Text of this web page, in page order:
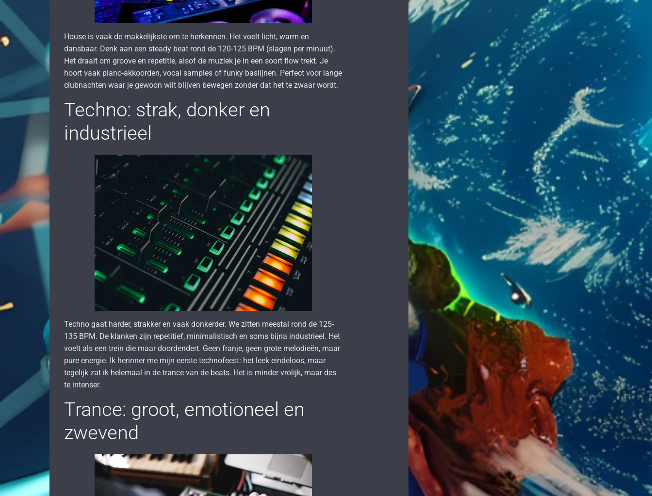
House is vaak de makkelijkste om te herkennen. Het voelt licht, warm en
dansbaar. Denk aan een steady beat rond de 120-125 BPM (slagen per minuut).
Het draait om groove en repetitie, alsof de muziek je in een soort flow trekt. Je
hoort vaak piano-akkoorden, vocal samples of funky baslijnen. Perfect voor lange
clubnachten waar je gewoon wilt blijven bewegen zonder dat het te zwaar wordt.
Techno: strak, donker en
industrieel
Techno gaat harder, strakker en vaak donkerder. We zitten meestal rond de 125-
135 BPM. De klanken zijn repetitief, minimalistisch en soms bijna industrieel. Het
voelt als een trein die maar doordendert. Geen franje, geen grote melodieën, maar
pure energie. Ik herinner me mijn eerste technofeest: het leek eindeloos, maar
tegelijk zat ik helemaal in de trance van de beats. Het is minder vrolijk, maar des
te intenser.
Trance: groot, emotioneel en
zwevend